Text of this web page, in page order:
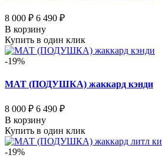
8 000 ₽ 6 490 ₽
В корзину
Купить в один клик
-19%
МАТ (ПОДУШКА) жаккард кэнди
8 000 ₽ 6 490 ₽
В корзину
Купить в один клик
-19%